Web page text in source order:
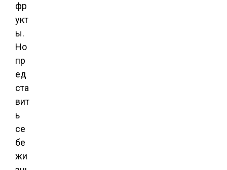
фр
укт
ы.
Но
пр
ед
ста
вит
ь
се
бе
жи